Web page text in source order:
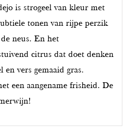
is strogeel van kleur met
tonen van rijpe perzik
neus. En het
citrus dat doet denken
en vers gemaaid gras.
een aangename frisheid. De